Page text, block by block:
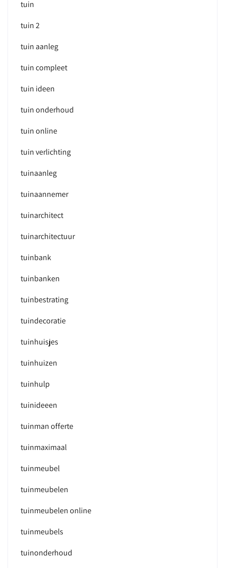
tuin
tuin 2
tuin aanleg
tuin compleet
tuin ideen
tuin onderhoud
tuin online
tuin verlichting
tuinaanleg
tuinaannemer
tuinarchitect
tuinarchitectuur
tuinbank
tuinbanken
tuinbestrating
tuindecoratie
tuinhuisjes
tuinhuizen
tuinhulp
tuinideeen
tuinman offerte
tuinmaximaal
tuinmeubel
tuinmeubelen
tuinmeubelen online
tuinmeubels
tuinonderhoud